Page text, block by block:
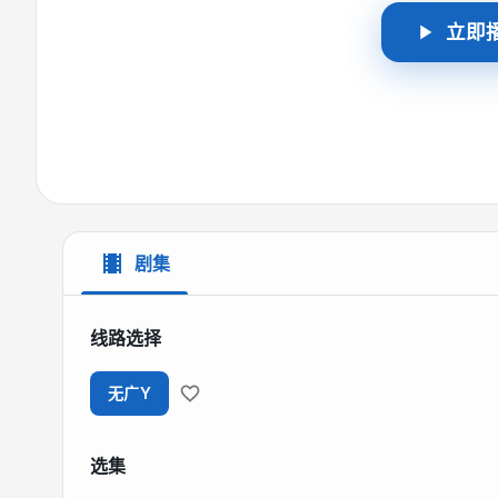
立即
剧集
线路选择
无广Y
选集